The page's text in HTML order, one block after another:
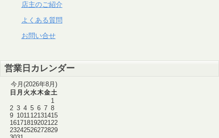
店主のご紹介
よくある質問
お問い合せ
営業日カレンダー
今月(2026年8月)
日 月 火水木金土
1
2 3 4 5 6 7 8
9 101112131415
16171819202122
23242526272829